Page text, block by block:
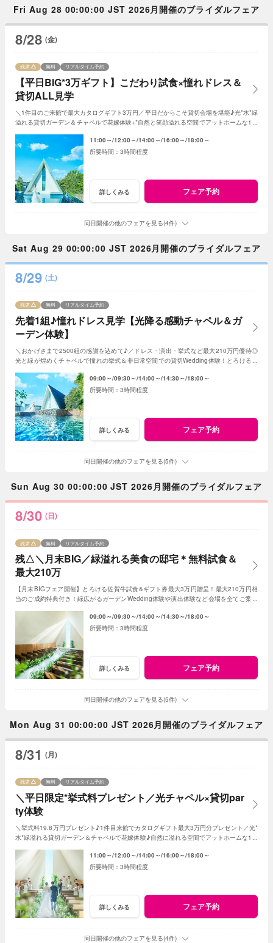
Fri Aug 28 00:00:00 JST 2026月開催のブライダルフェア
8/28 (金)
【平日BIG*3万ギフト】こだわり試食×憧れドレス＆
貸切ALL見学
残席 無料 リアルタイム予約
＼1件目のご来館で最大カタログギフト3万円／平日だからこそ貸切会場を堪能♪光*水*緑
溢れる貸切ガーデン＆チャペルで花嫁体験+*自然と笑顔溢れる空間でアットホームな1日
11:00～ 12:00～ 14:00～ 16:00～ 18:00～
3時間程度
詳しくみる フェア予約
同日開催の他のフェアを見る(4件)
Sat Aug 29 00:00:00 JST 2026月開催のブライダルフェア
8/29 (土)
先着1組♪憧れドレス見学【光降る感動チャペル＆ガ
ーデン体験】
残席 無料 リアルタイム予約
＼おかげさまで2500組の感謝を込めて♪／ドレス・演出・挙式など最大210万円優待◎
光と緑が煌めくチャペルで憧れの挙式＆非日常空間での貸切Wedding体験！とろける和
09:00～ 09:30～ 14:00～ 14:30～ 18:00～
3時間程度
詳しくみる フェア予約
同日開催の他のフェアを見る(5件)
Sun Aug 30 00:00:00 JST 2026月開催のブライダルフェア
8/30 (日)
残△＼月末BIG／緑溢れる美食の邸宅＊無料試食＆
最大210万
残席 無料 リアルタイム予約
【月末BIGフェア開催】とろける佐賀牛試食&ギフト券最大3万円贈呈！最大210万円相
当のご成約特典付き！緑広がるガーデンWedding体験や演出体験など会場を全てご案内
09:00～ 09:30～ 14:00～ 14:30～ 18:00～
3時間程度
詳しくみる フェア予約
同日開催の他のフェアを見る(5件)
Mon Aug 31 00:00:00 JST 2026月開催のブライダルフェア
8/31 (月)
＼平日限定*挙式料プレゼント／光チャペル×貸切par
ty体験
残席 無料 リアルタイム予約
＼挙式料19.8万円プレゼント♪1件目来館でカタログギフト最大3万円分プレゼント／光*
水*緑溢れる貸切ガーデン＆チャペルで花嫁体験♪自然に溢れる空間でアットホームな1日
11:00～ 12:00～ 14:00～ 16:00～ 18:00～
3時間程度
詳しくみる フェア予約
同日開催の他のフェアを見る(4件)